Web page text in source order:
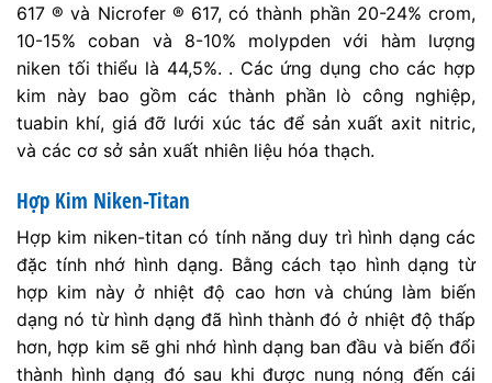
617 ® và Nicrofer ® 617, có thành phần 20-24% crom,
10-15% coban và 8-10% molypden với hàm lượng
niken tối thiểu là 44,5%. . Các ứng dụng cho các hợp
kim này bao gồm các thành phần lò công nghiệp,
tuabin khí, giá đỡ lưới xúc tác để sản xuất axit nitric,
và các cơ sở sản xuất nhiên liệu hóa thạch.
Hợp Kim Niken-Titan
Hợp kim niken-titan có tính năng duy trì hình dạng các
đặc tính nhớ hình dạng. Bằng cách tạo hình dạng từ
hợp kim này ở nhiệt độ cao hơn và chúng làm biến
dạng nó từ hình dạng đã hình thành đó ở nhiệt độ thấp
hơn, hợp kim sẽ ghi nhớ hình dạng ban đầu và biến đổi
thành hình dạng đó sau khi được nung nóng đến cái